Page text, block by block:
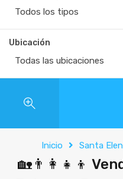
Todos los tipos
Ubicación
Todas las ubicaciones
Inicio Santa
🏡👨‍👩‍👧‍👦